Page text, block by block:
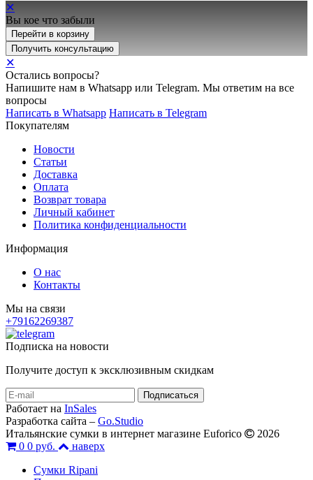
✕
Вы кое что забыли
Перейти в корзину
Получить консультацию
✕
Остались вопросы?
Напишите нам в Whatsapp или Telegram. Мы ответим на все
вопросы
Написать в Whatsapp Написать в Telegram
Покупателям
Новости
Статьи
Доставка
Оплата
Возврат товара
Личный кабинет
Политика конфиденциальности
Информация
О нас
Контакты
Мы на связи
+79162269387
Подписка на новости
Получите доступ к эксклюзивным скидкам
Работает на InSales
Разработка сайта – Go.Studio
Итальянские сумки в интернет магазине Euforico
2026
0 0 руб.
наверх
Сумки Ripani